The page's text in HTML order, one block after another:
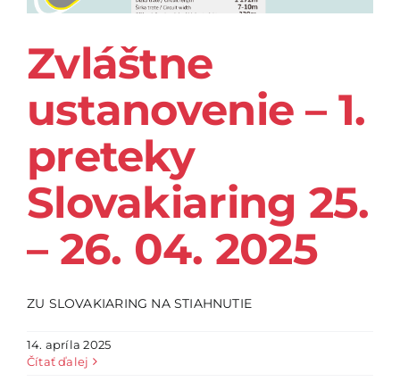
Zvláštne
ustanovenie – 1.
preteky
Slovakiaring 25.
– 26. 04. 2025
ZU SLOVAKIARING NA STIAHNUTIE
14. apríla 2025
Čítať ďalej